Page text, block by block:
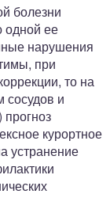
болезни
одной ее
нарушения
при
то на
сосудов и
курортное
устранение